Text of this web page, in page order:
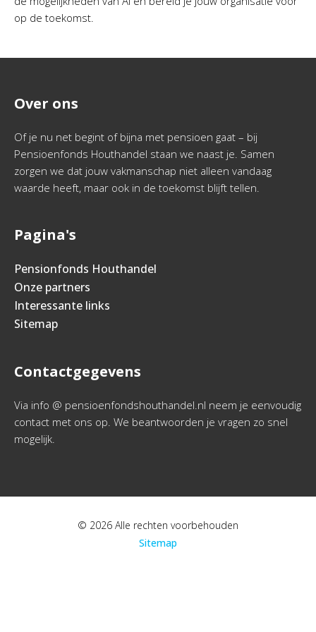
op de toekomst.
Over ons
Of je nu net begint of bijna met pensioen gaat – bij
Pensioenfonds Houthandel staan we naast je. Samen
zorgen we dat jouw vakmanschap niet alleen vandaag
waarde heeft, maar ook in de toekomst blijft tellen.
Pagina's
Pensionfonds Houthandel
Onze partners
Interessante links
Sitemap
Contactgegevens
Via info @ pensioenfondshouthandel.nl neem je eenvoudig
contact met ons op. We beantwoorden je vragen zo snel
mogelijk.
© 2026 Alle rechten voorbehouden
Sitemap